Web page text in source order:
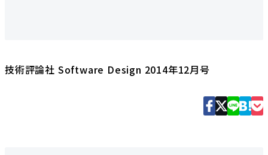
技術評論社 Software Design 2014年12月号